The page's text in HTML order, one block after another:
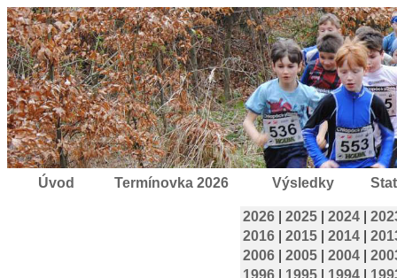
Úvod Termínovka 2026 Výsledky
2026 2025 2024
2016
2015 2014
2006
2005 2004
1996
1995 1994